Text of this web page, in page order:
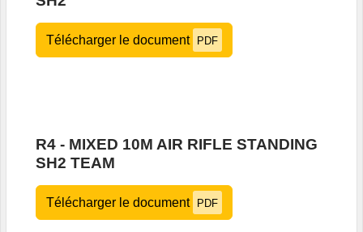
Télécharger le document PDF
R4 - MIXED 10M AIR RIFLE STANDING
SH2 TEAM
Télécharger le document PDF